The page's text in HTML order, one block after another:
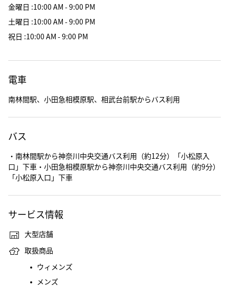
金曜日 :10:00 AM - 9:00 PM
土曜日 :10:00 AM - 9:00 PM
祝日 :10:00 AM - 9:00 PM
電車
南林間駅、小田急相模原駅、相武台前駅からバス利用
バス
・南林間駅から神奈川中央交通バス利用（約12分）「小松原入
口」下車・小田急相模原駅から神奈川中央交通バス利用（約9分）
「小松原入口」下車
サービス情報
大型店舗
取扱商品
ウィメンズ
メンズ